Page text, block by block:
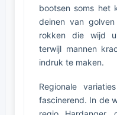
bootsen soms het
deinen van
rokken die wijd
terwijl mannen
indruk te maken.
Regionale
fascinerend. In de